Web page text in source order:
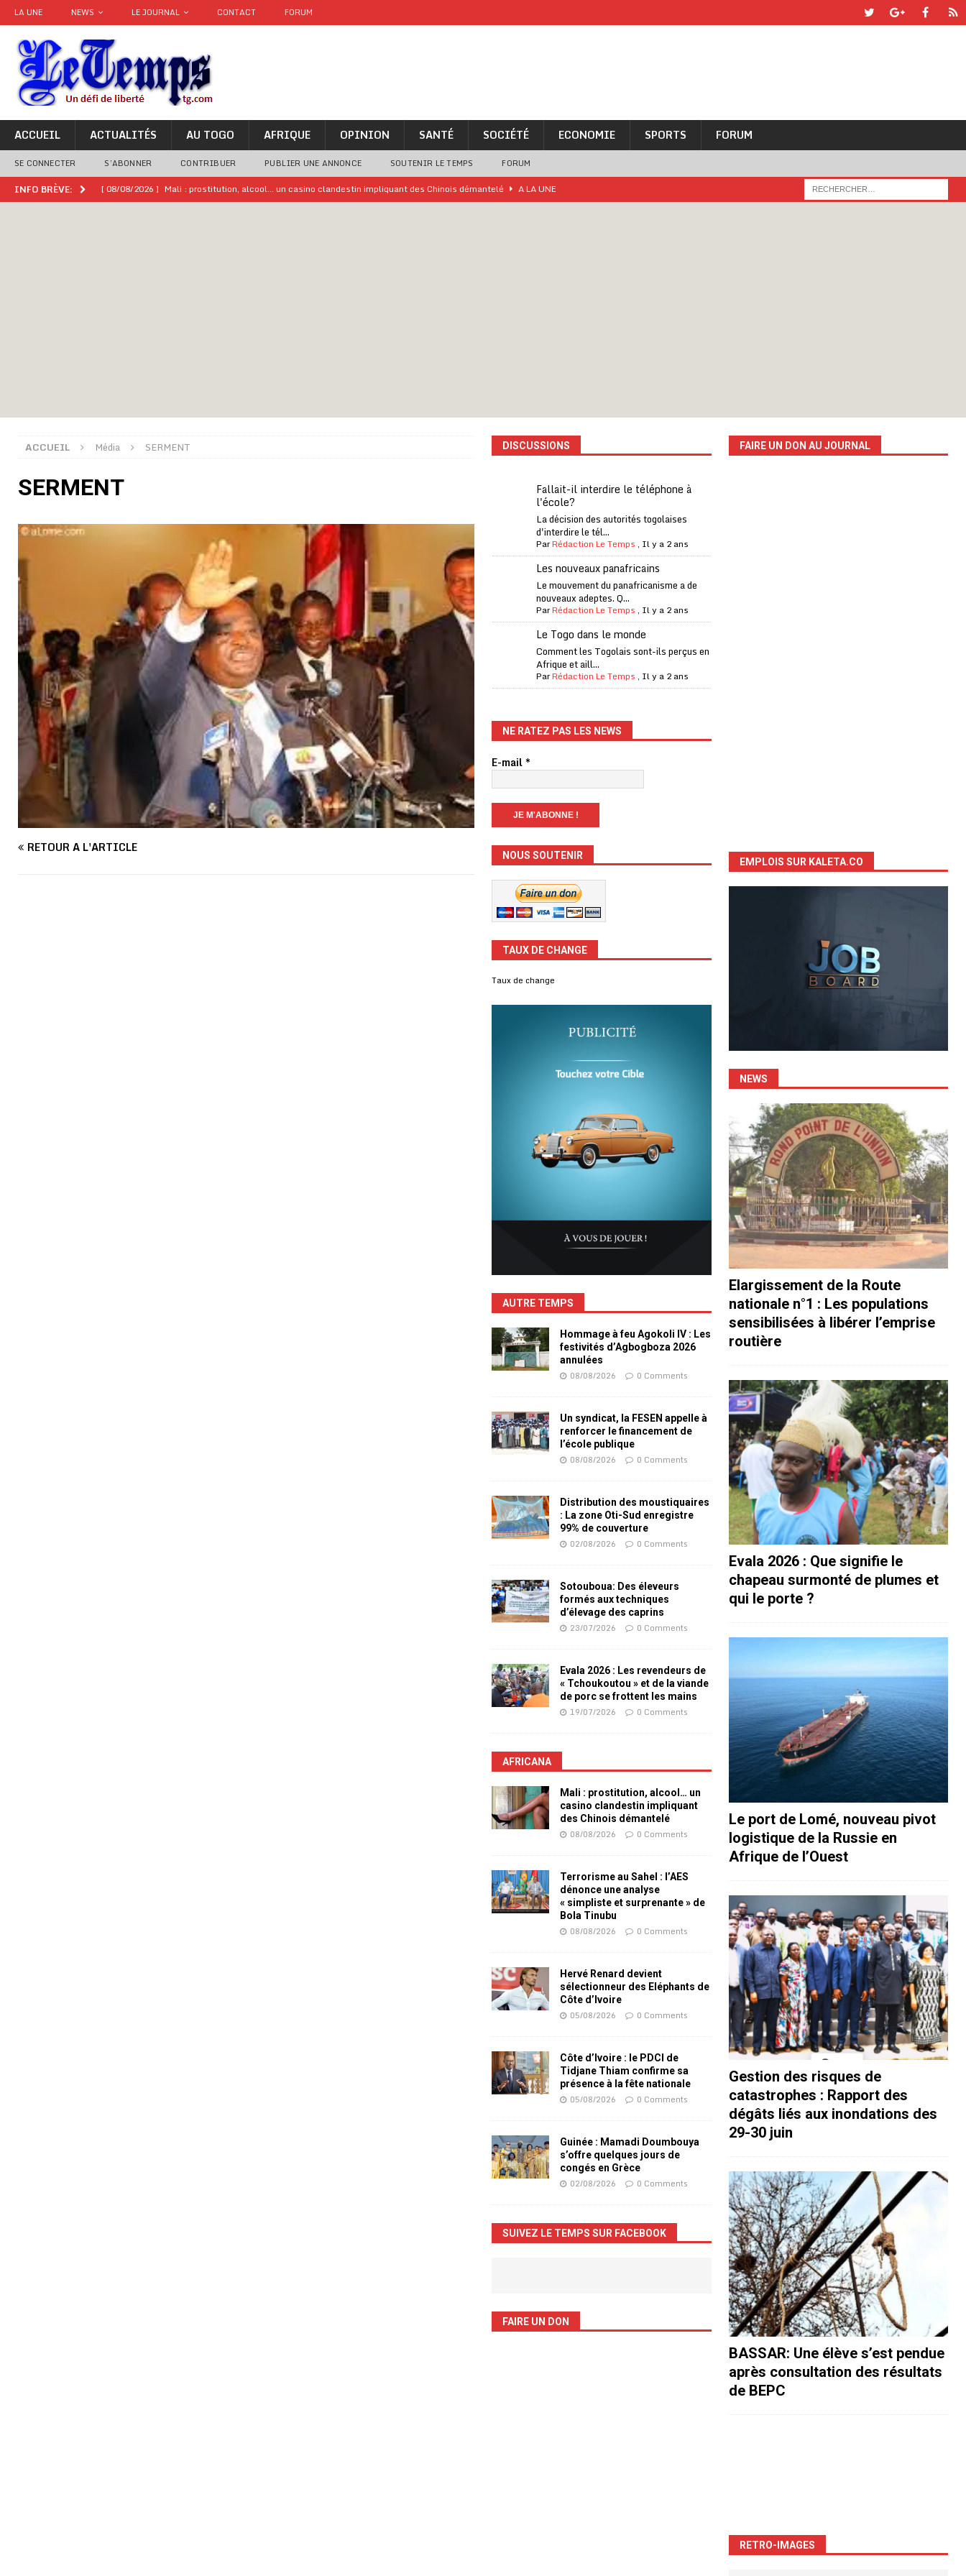
LA UNE NEWS LE JOURNAL CONTACT FORUM
ACCUEIL ACTUALITÉS AU TOGO AFRIQUE OPINION SANTÉ SOCIÉTÉ ECONOMIE SPORTS FORUM
SE CONNECTER S’ABONNER CONTRIBUER PUBLIER UNE ANNONCE SOUTENIR LE TEMPS FORUM
INFO BRÈVE: [ 08/08/2026 ] Mali : prostitution, alcool… un casino clandestin impliquant des Chinois démantelé
A LA UNE
A LA UNE
[ 02/08/2026 ]
Bénin : Romuald Wadagni reçoit le milliardaire Aliko Dangote
A LA UNE
Niger : le FMI débloque une bouffée d’oxygène financière
ECONOMIE
[ 08/08/2026 ] Épinglé par le « Canard enchaîné », Bally Bagayoko visé par une plainte d’une asso anticorruption
GOUVERNANCE
ACCUEIL Média SERMENT
SERMENT
RETOUR À L'ARTICLE
DISCUSSIONS
Fallait-il interdire le téléphone à
l'école?
La décision des autorités togolaises
d'interdire le tél...
ParRédaction Le Temps , Il y a 2 ans
Les nouveaux panafricains
Le mouvement du panafricanisme a de
nouveaux adeptes. Q...
ParRédaction Le Temps , Il y a 2 ans
Le Togo dans le monde
Comment les Togolais sont-ils perçus en
Afrique et aill...
ParRédaction Le Temps , Il y a 2 ans
NE RATEZ PAS LES NEWS
E-mail*
NOUS SOUTENIR
TAUX DE CHANGE
Taux de change
AUTRE TEMPS
Hommage à feu Agokoli IV : Les
festivités d’Agbogboza 2026
annulées
08/08/2026 0 Comments
Un syndicat, la FESEN appelle à
renforcer le financement de
l’école publique
08/08/2026 0 Comments
Distribution des moustiquaires
: La zone Oti-Sud enregistre
99% de couverture
02/08/2026 0 Comments
Sotouboua: Des éleveurs
formés aux techniques
d’élevage des caprins
23/07/2026 0 Comments
Evala 2026 : Les revendeurs de
« Tchoukoutou » et de la viande
de porc se frottent les mains
19/07/2026 0 Comments
AFRICANA
Mali : prostitution, alcool… un
casino clandestin impliquant
des Chinois démantelé
08/08/2026 0 Comments
Terrorisme au Sahel : l’AES
dénonce une analyse
« simpliste et surprenante » de
Bola Tinubu
08/08/2026 0 Comments
Hervé Renard devient
sélectionneur des Eléphants de
Côte d’Ivoire
05/08/2026 0 Comments
Côte d’Ivoire : le PDCI de
Tidjane Thiam confirme sa
présence à la fête nationale
05/08/2026 0 Comments
Guinée : Mamadi Doumbouya
s’offre quelques jours de
congés en Grèce
02/08/2026 0 Comments
SUIVEZ LE TEMPS SUR FACEBOOK
FAIRE UN DON
FAIRE UN DON AU JOURNAL
EMPLOIS SUR KALETA.CO
NEWS
Elargissement de la Route
nationale n°1 : Les populations
sensibilisées à libérer l’emprise
routière
Evala 2026 : Que signifie le
chapeau surmonté de plumes et
qui le porte ?
Le port de Lomé, nouveau pivot
logistique de la Russie en
Afrique de l’Ouest
Gestion des risques de
catastrophes : Rapport des
dégâts liés aux inondations des
29-30 juin
BASSAR: Une élève s’est pendue
après consultation des résultats
de BEPC
RETRO-IMAGES